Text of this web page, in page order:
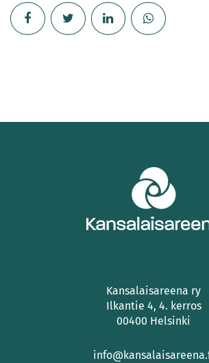
Kansalaisareena ry
Ilkantie 4, 4. kerros
00400 Helsinki